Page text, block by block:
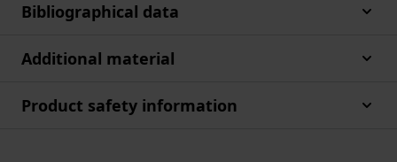
Bibliographical data
Additional material
Product safety information